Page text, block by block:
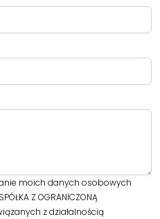
moich danych osobowych
Z OGRANICZONĄ
z działalnością